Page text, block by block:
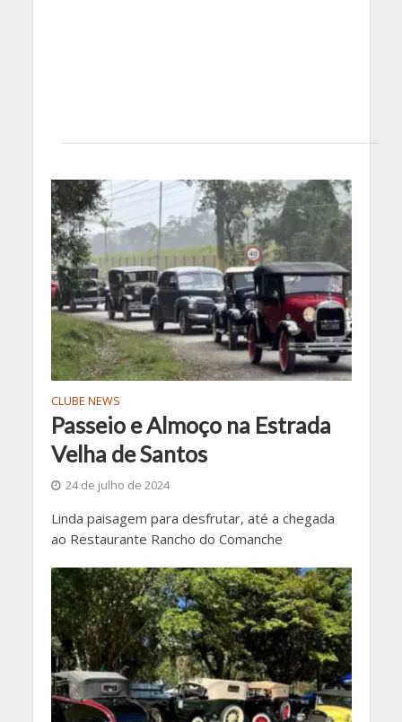
CLUBE NEWS
Passeio e Almoço na Estrada
Velha de Santos
24 de julho de 2024
Linda paisagem para desfrutar, até a chegada
ao Restaurante Rancho do Comanche